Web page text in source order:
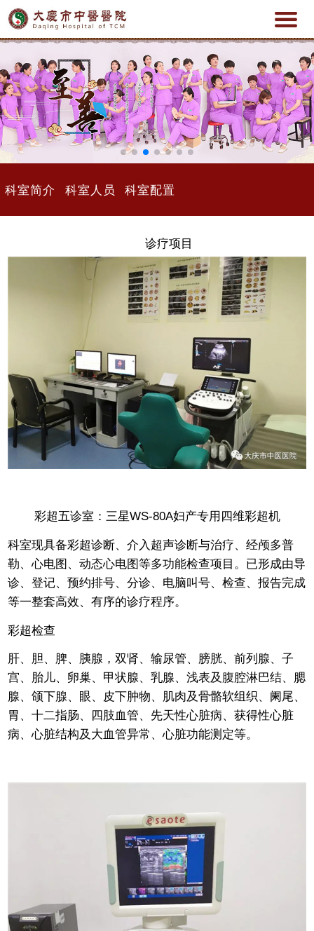
科室简介 科室人员 科室配置
诊疗项目
彩超五诊室：三星WS-80A妇产专用四维彩超机
科室现具备彩超诊断、介入超声诊断与治疗、经颅多普
勒、心电图、动态心电图等多功能检查项目。已形成由导
诊、登记、预约排号、分诊、电脑叫号、检查、报告完成
等一整套高效、有序的诊疗程序。
彩超检查
肝、胆、脾、胰腺，双肾、输尿管、膀胱、前列腺、子
宫、胎儿、卵巢、甲状腺、乳腺、浅表及腹腔淋巴结、腮
腺、颌下腺、眼、皮下肿物、肌肉及骨骼软组织、阑尾、
胃、十二指肠、四肢血管、先天性心脏病、获得性心脏
病、心脏结构及大血管异常、心脏功能测定等。